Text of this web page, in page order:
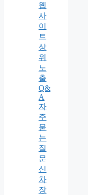
웹
사
이
트
상
위
노
출
Q&
A
자
주
묻
는
질
문
신
차
장